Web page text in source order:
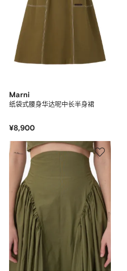
Marni
纸袋式腰身华达呢中长半身裙
¥8,900